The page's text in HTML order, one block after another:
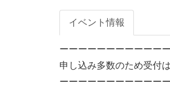
イベント情報
ーーーーーーーーーーー
申し込み多数のため受付
ーーーーーーーーーーー